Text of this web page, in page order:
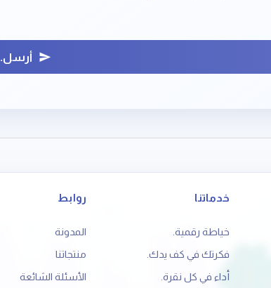
أرسل.
خدماتنا
خياطة رقمية.
فكرتك في كف يدك.
أداء في كل نقرة.
روابط
المدونة
منتجاتنا
الأسئلة الشائعة